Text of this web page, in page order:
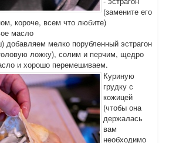
(замените его
короче, всем что любите)
масло
мелко порубленный эстрагон
ложку), солим и перчим, щедро
и хорошо перемешиваем.
Куриную
грудку с
кожицей
(чтобы она
держалась
вам
необходимо